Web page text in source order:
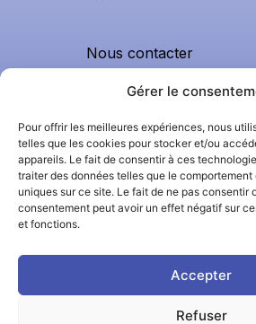
Gérer le
Pour offrir les meilleures expériences, nous
telles que les cookies pour stocker et/ou
appareils. Le fait de consentir à ces
traiter des données telles que le
uniques sur ce site. Le fait de ne pas consentir
consentement peut avoir un effet négatif sur
et fonctions.
Accepter
Refuser
Nous contacter
0299420620
15 avenue Orgerblon,
Orgères
Ouvert du lundi au
9h à 12h30 – 13h30 à 17h
Les cookies nous permettent de